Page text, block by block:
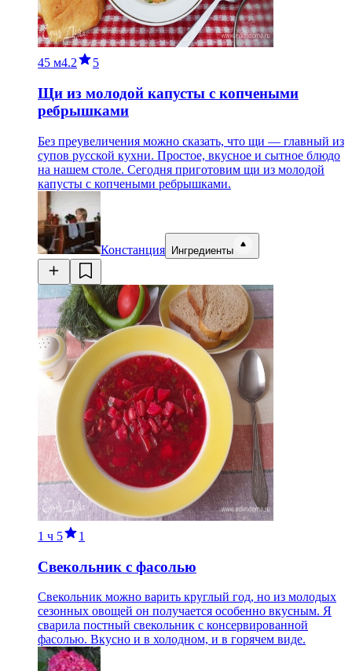
45 м4.2 5
Щи из молодой капусты с копчеными
ребрышками
Без преувеличения можно сказать, что щи — главный из
супов русской кухни. Простое, вкусное и сытное блюдо
на нашем столе. Сегодня приготовим щи из молодой
капусты с копчеными ребрышками.
Констанция Ингредиенты
1 ч 5 1
Свекольник с фасолью
Свекольник можно варить круглый год, но из молодых
сезонных овощей он получается особенно вкусным. Я
сварила постный свекольник с консервированной
фасолью. Вкусно и в холодном, и в горячем виде.